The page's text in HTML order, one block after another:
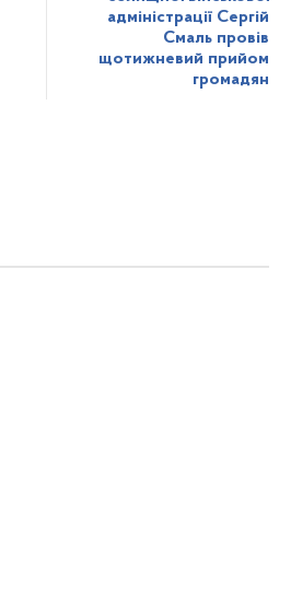
адміністрації Сергій
Смаль провів
щотижневий прийом
громадян